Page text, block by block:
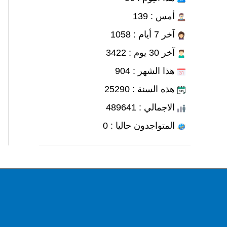
أمس : 139
آخر 7 أيام : 1058
آخر 30 يوم : 3422
هذا الشهر : 904
هذه السنة : 25290
الاجمالي : 489641
المتواجدون حاليا : 0